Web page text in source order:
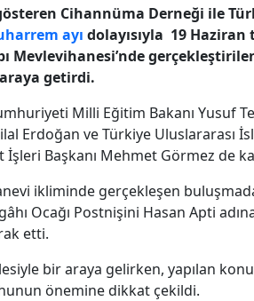
Cihannüma Derneği ile
ayı dolayısıyla 19
Mevlevihanesi’nde
getirdi.
Milli Eğitim Bakanı Yusuf
Erdoğan ve Türkiye Uluslararası
Başkanı Mehmet Görmez de
ikliminde gerçekleşen
Ocağı Postnişini Hasan Apti
etti.
bir araya gelirken, yapılan
önemine dikkat çekildi.